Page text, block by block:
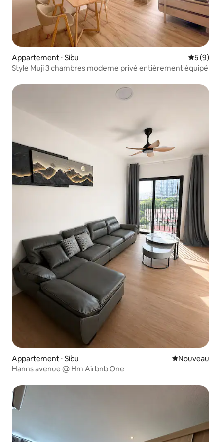
Appartement ⋅ Sibu
5 (9)
Style Muji 3 chambres moderne privé entièrement équipé
Appartement ⋅ Sibu Nouvel
Nouveau
Hanns avenue @ Hm Airbnb One